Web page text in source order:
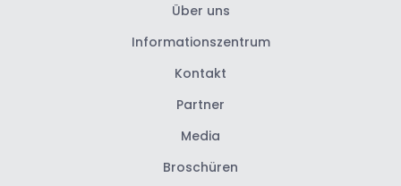
Über uns
Informationszentrum
Kontakt
Partner
Media
Broschüren